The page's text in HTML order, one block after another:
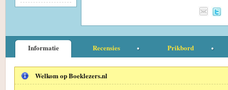
Informatie Recensies Prikbord
Welkom op Boeklezers.nl